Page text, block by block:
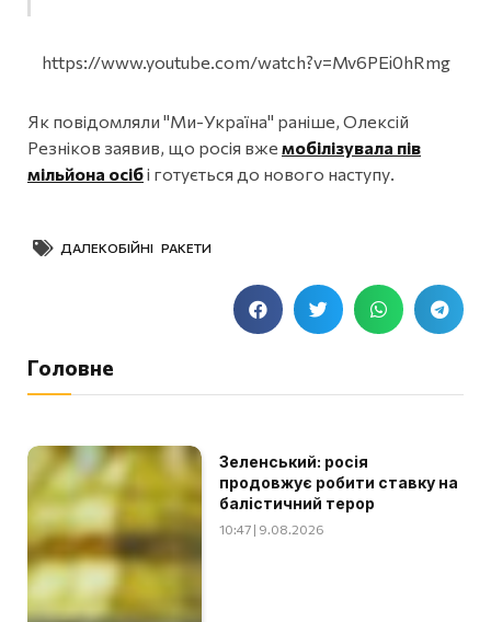
https://www.youtube.com/watch?v=Mv6PEi0hRmg
Як повідомляли "Ми-Україна" раніше, Олексій
Резніков заявив, що росія вже мобілізувала пів
мільйона осібі готується до нового наступу.
ДАЛЕКОБІЙНІ РАКЕТИ
Головне
Зеленський: росія
продовжує робити ставку на
балістичний терор
10:47 | 9.08.2026